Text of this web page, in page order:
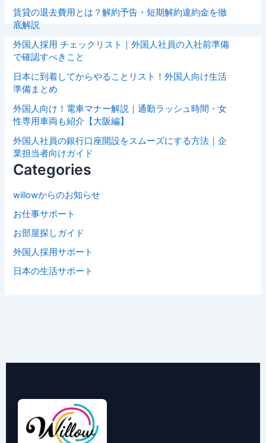
賃貸の退去費用とは？解約予告・短期解約違約金を徹
底解説
外国人採用 チェックリスト｜外国人社員の入社前準備
で確認すべきこと
日本に到着してからやることリスト！外国人向け生活
準備まとめ
外国人向け！電車マナー解説｜通勤ラッシュ時間・女
性専用車両も紹介【大阪編】
外国人社員の銀行口座開設をスムーズにする方法｜企
業担当者向けガイド
Categories
willowからのお知らせ
お仕事サポート
お部屋探しガイド
外国人採用サポート
日本の生活サポート